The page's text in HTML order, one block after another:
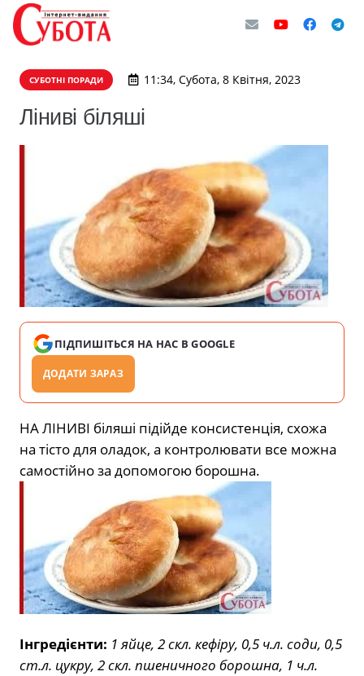
СУБОТНІ ПОРАДИ 11:34, Субота, 8 Квітня, 2023
Ліниві біляші
ПІДПИШІТЬСЯ НА НАС В GOOGLE
ДОДАТИ ЗАРАЗ
НА ЛІНИВІ біляші підійде консистенція, схожа
на тісто для оладок, а контролювати все можна
самостійно за допомогою борошна.
Інгредієнти: 1 яйце, 2 скл. кефіру, 0,5 ч.л. соди, 0,5
ст.л. цукру, 2 скл. пшеничного борошна, 1 ч.л.